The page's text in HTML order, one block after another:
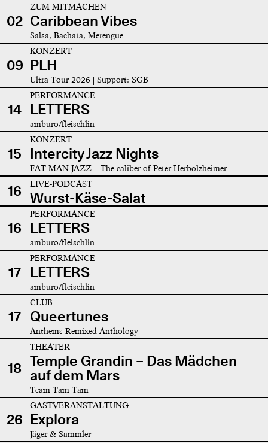
02
ZUM MITMACHEN
Caribbean Vibes
Salsa, Bachata, Merengue
09
KONZERT
PLH
Ultra Tour 2026 | Support: SGB
14
PERFORMANCE
LETTERS
amburo/fleischlin
15
KONZERT
Intercity Jazz Nights
FAT MAN JAZZ – The caliber of Peter Herbolzheimer
16 LIVE-PODCAST
Wurst-Käse-Salat
16
PERFORMANCE
LETTERS
amburo/fleischlin
17
PERFORMANCE
LETTERS
amburo/fleischlin
17
CLUB
Queertunes
Anthems Remixed Anthology
18
THEATER
Temple Grandin – Das Mädchen
auf dem Mars
Team Tam Tam
26
GASTVERANSTALTUNG
Explora
Jäger & Sammler